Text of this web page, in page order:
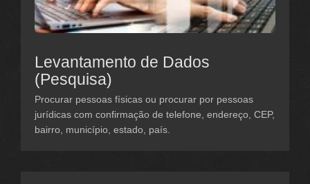
Levantamento de Dados
(Pesquisa)
Procurar pessoas físicas ou procurar por pessoas
jurídicas com confirmação de telefone, endereço, CEP,
bairro, município, estado, país.